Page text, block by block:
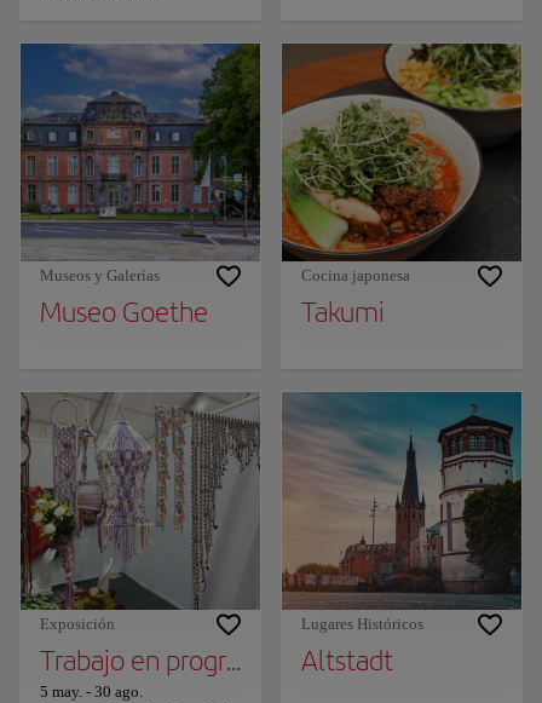
Museos y Galerías
Museo Goethe
Cocina japonesa
Takumi
Exposición
Trabajo en progreso
5 may. - 30 ago.
Lugares Históricos
Altstadt